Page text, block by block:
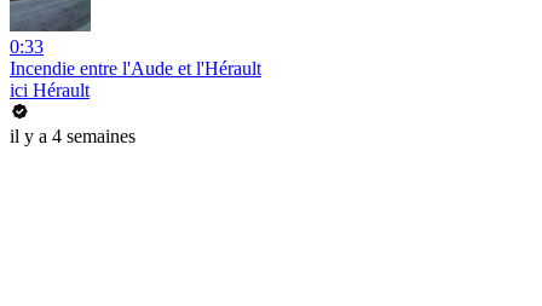
0:33
Incendie entre l'Aude et l'Hérault
ici Hérault
il y a 4 semaines